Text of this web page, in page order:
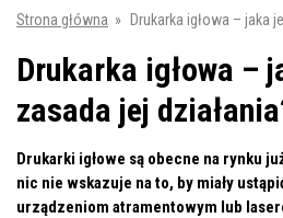
Strona główna » Drukarka igłowa – jaka
Drukarka igłowa –
zasada jej
Drukarki igłowe są obecne na rynku
nic nie wskazuje na to, by miały
urządzeniom atramentowym lub